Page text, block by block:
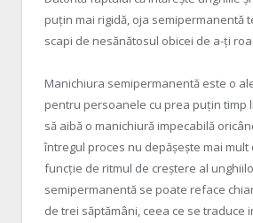
puțin mai rigidă, oja semipermanentă
scapi de nesănătosul obicei de a-ți
Manichiura semipermanentă este o
pentru persoanele cu prea puțin timp
să aibă o manichiură impecabilă
întregul proces nu depășește mai mult
funcție de ritmul de creștere al
semipermanentă se poate reface
de trei săptămâni, ceea ce se traduce